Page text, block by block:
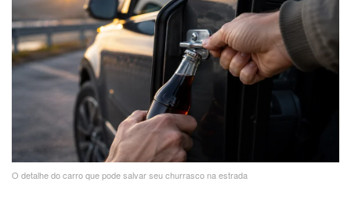
O detalhe do carro que pode salvar seu churrasco na estrada